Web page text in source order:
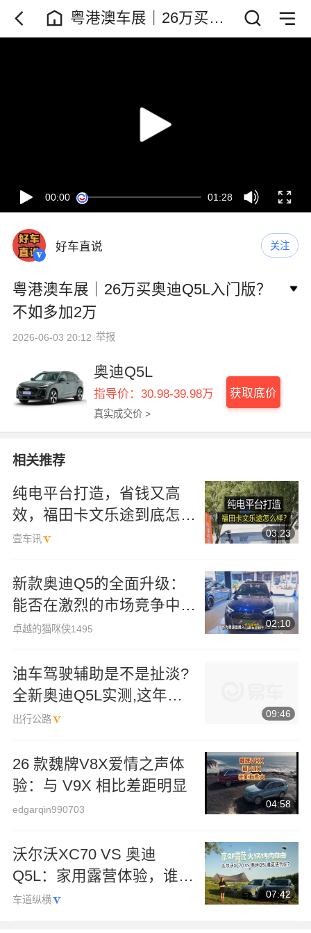
粤港澳车展｜26万买奥
迪Q5L入门版？不如多加
00:00 01:28
好车直说 关注
粤港澳车展｜26万买奥迪Q5L入门版？
不如多加2万
2026-06-03 20:12 举报
奥迪Q5L
指导价：30.98-39.98万
真实成交价 >
获取底价
相关推荐
纯电平台打造，省钱又高
效，福田卡文乐途到底怎么
样？
壹车讯
03:23
新款奥迪Q5的全面升级：
能否在激烈的市场竞争中脱
颖而出？
卓越的猫咪侠1495
02:10
油车驾驶辅助是不是扯淡?
全新奥迪Q5L实测,这年头
有必要买它吗?
出行公路
09:46
26 款魏牌V8X爱情之声体
验：与 V9X 相比差距明显
edgarqin990703
04:58
沃尔沃XC70 VS 奥迪
Q5L：家用露营体验，谁更
适合你？
车道纵横
07:42